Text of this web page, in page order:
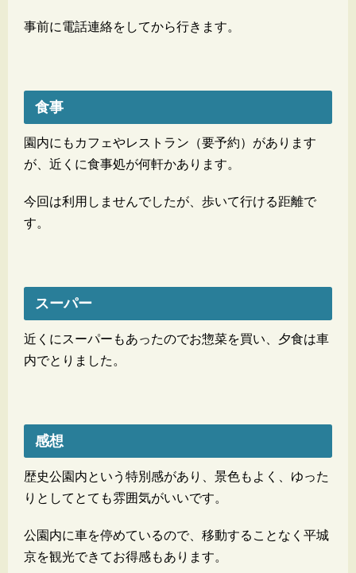
事前に電話連絡をしてから行きます。
食事
園内にもカフェやレストラン（要予約）があります
が、近くに食事処が何軒かあります。
今回は利用しませんでしたが、歩いて行ける距離で
す。
スーパー
近くにスーパーもあったのでお惣菜を買い、夕食は車
内でとりました。
感想
歴史公園内という特別感があり、景色もよく、ゆった
りとしてとても雰囲気がいいです。
公園内に車を停めているので、移動することなく平城
京を観光できてお得感もあります。